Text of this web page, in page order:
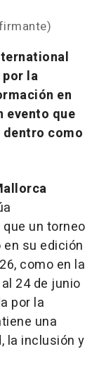
la
en
evento que
como
un torneo
su edición
como en la
24 de junio
por la
una
la inclusión y